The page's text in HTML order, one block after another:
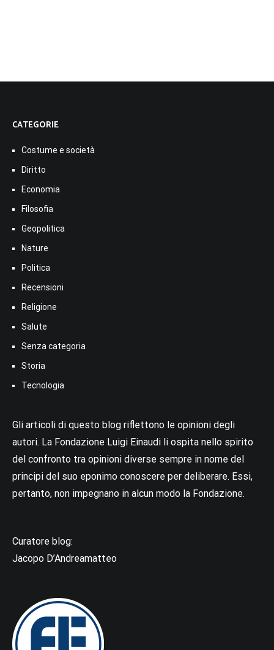
CATEGORIE
Costume e società
Diritto
Economia
Filosofia
Geopolitica
Nature
Politica
Recensioni
Religione
Salute
Senza categoria
Storia
Tecnologia
Gli articoli di questo blog riflettono le opinioni degli
autori. La Fondazione Luigi Einaudi li ospita nello spirito
del confronto tra opinioni diverse sempre in nome del
principi del suo eponimo conoscere per deliberare. Essi,
pertanto, non impegnano in alcun modo la Fondazione.
Curatore blog:
Jacopo D’Andreamatteo